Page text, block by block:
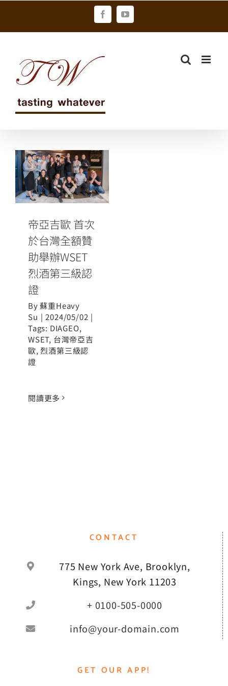
FacebookYouTube
帝亞吉歐 首次
於台灣全額贊
助舉辦WSET烈
帝亞吉歐 首次
於台灣全額贊
助舉辦WSET
烈酒第三級認
證
By蘇重Heavy
Su | 2024/05/02 |
Tags: DIAGEO,
WSET, 台灣帝亞吉
歐,烈酒第三級認
證
閱讀更多
CONTACT
775 New York Ave, Brooklyn,
Kings, New York 11203
+ 0100-505-0000
info@your-domain.com
GET OUR APP!